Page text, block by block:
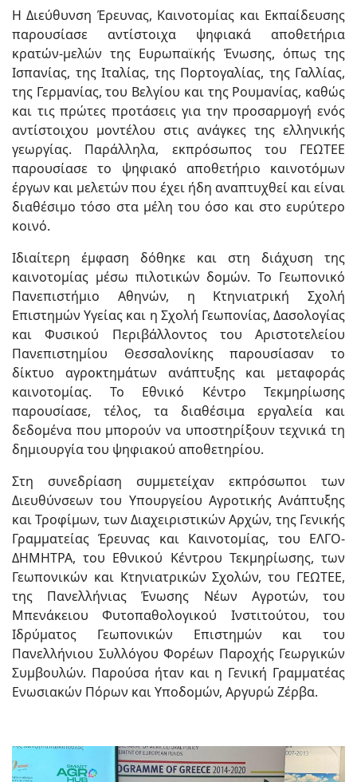
Η Διεύθυνση Έρευνας, Καινοτομίας και Εκπαίδευσης
παρουσίασε αντίστοιχα ψηφιακά αποθετήρια
κρατών-μελών της Ευρωπαϊκής Ένωσης, όπως της
Ισπανίας, της Ιταλίας, της Πορτογαλίας, της Γαλλίας,
της Γερμανίας, του Βελγίου και της Ρουμανίας, καθώς
και τις πρώτες προτάσεις για την προσαρμογή ενός
αντίστοιχου μοντέλου στις ανάγκες της ελληνικής
γεωργίας. Παράλληλα, εκπρόσωπος του ΓΕΩΤΕΕ
παρουσίασε το ψηφιακό αποθετήριο καινοτόμων
έργων και μελετών που έχει ήδη αναπτυχθεί και είναι
διαθέσιμο τόσο στα μέλη του όσο και στο ευρύτερο
κοινό.
Ιδιαίτερη έμφαση δόθηκε και στη διάχυση της
καινοτομίας μέσω πιλοτικών δομών. Το Γεωπονικό
Πανεπιστήμιο Αθηνών, η Κτηνιατρική Σχολή
Επιστημών Υγείας και η Σχολή Γεωπονίας, Δασολογίας
και Φυσικού Περιβάλλοντος του Αριστοτελείου
Πανεπιστημίου Θεσσαλονίκης παρουσίασαν το
δίκτυο αγροκτημάτων ανάπτυξης και μεταφοράς
καινοτομίας. Το Εθνικό Κέντρο Τεκμηρίωσης
παρουσίασε, τέλος, τα διαθέσιμα εργαλεία και
δεδομένα που μπορούν να υποστηρίξουν τεχνικά τη
δημιουργία του ψηφιακού αποθετηρίου.
Στη συνεδρίαση συμμετείχαν εκπρόσωποι των
Διευθύνσεων του Υπουργείου Αγροτικής Ανάπτυξης
και Τροφίμων, των Διαχειριστικών Αρχών, της Γενικής
Γραμματείας Έρευνας και Καινοτομίας, του ΕΛΓΟ-
ΔΗΜΗΤΡΑ, του Εθνικού Κέντρου Τεκμηρίωσης, των
Γεωπονικών και Κτηνιατρικών Σχολών, του ΓΕΩΤΕΕ,
της Πανελλήνιας Ένωσης Νέων Αγροτών, του
Μπενάκειου Φυτοπαθολογικού Ινστιτούτου, του
Ιδρύματος Γεωπονικών Επιστημών και του
Πανελλήνιου Συλλόγου Φορέων Παροχής Γεωργικών
Συμβουλών. Παρούσα ήταν και η Γενική Γραμματέας
Ενωσιακών Πόρων και Υποδομών, Αργυρώ Ζέρβα.